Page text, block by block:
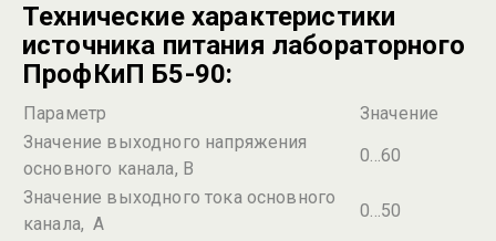
Технические характеристики
источника питания лабораторного
ПрофКиП Б5-90:
Параметр
Значение
Значение выходного напряжения
основного канала, В
0…60
Значение выходного тока основного
канала, А
0…50